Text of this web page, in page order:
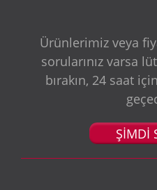
Ürünlerimiz veya
sorularınız varsa
bırakın, 24 saat
ŞİMDİ